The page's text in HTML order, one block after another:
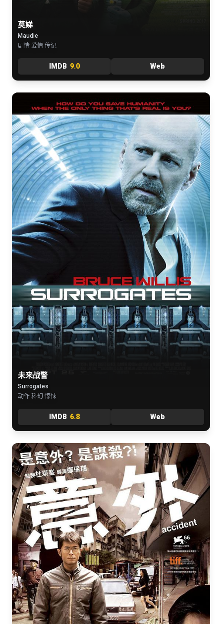
莫娣
Maudie
剧情 爱情 传记
IMDB 9.0 Web
未来战警
Surrogates
动作 科幻 惊悚
IMDB 6.8 Web